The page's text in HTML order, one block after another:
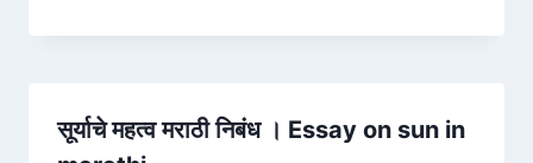
सूर्याचे महत्व मराठी निबंध । Essay on sun in